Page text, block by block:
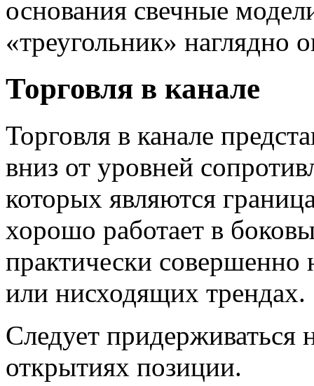
основания свечные
«треугольник» наглядно
Торговля в канале
Торговля в канале
вниз от уровней
которых являются
хорошо работает в
практически
или нисходящих трендах.
Следует придерживаться
открытиях позиции.